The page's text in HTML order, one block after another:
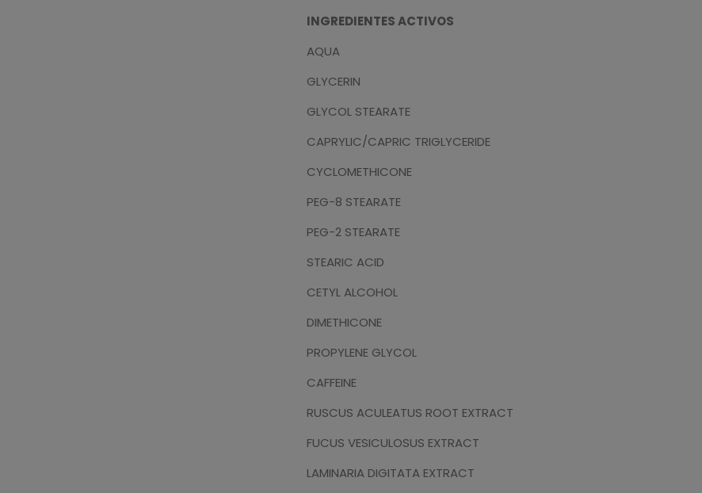
INGREDIENTES ACTIVOS
AQUA
GLYCERIN
GLYCOL STEARATE
CAPRYLIC/CAPRIC TRIGLYCERIDE
CYCLOMETHICONE
PEG-8 STEARATE
PEG-2 STEARATE
STEARIC ACID
CETYL ALCOHOL
DIMETHICONE
PROPYLENE GLYCOL
CAFFEINE
RUSCUS ACULEATUS ROOT EXTRACT
FUCUS VESICULOSUS EXTRACT
LAMINARIA DIGITATA EXTRACT